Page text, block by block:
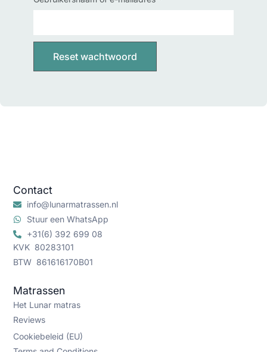
Reset wachtwoord
Contact
info@lunarmatrassen.nl
Stuur een WhatsApp
+31(6) 392 699 08
KVK 80283101
BTW 861616170B01
Matrassen
Het Lunar matras
Reviews
Cookiebeleid (EU)